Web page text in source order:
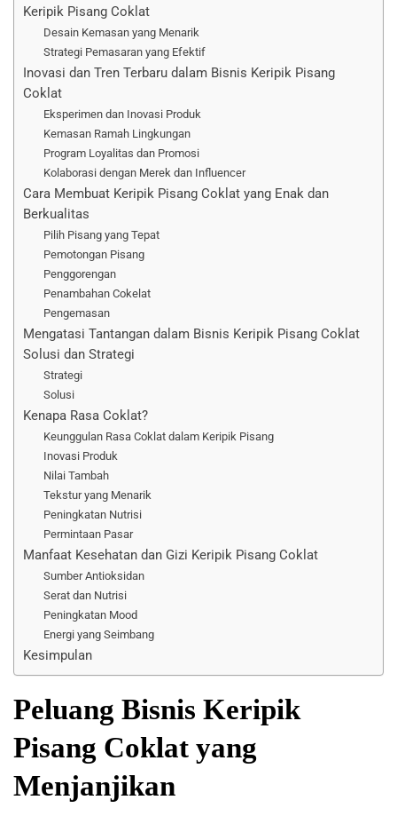
Keripik Pisang Coklat
Desain Kemasan yang Menarik
Strategi Pemasaran yang Efektif
Inovasi dan Tren Terbaru dalam Bisnis Keripik Pisang
Coklat
Eksperimen dan Inovasi Produk
Kemasan Ramah Lingkungan
Program Loyalitas dan Promosi
Kolaborasi dengan Merek dan Influencer
Cara Membuat Keripik Pisang Coklat yang Enak dan
Berkualitas
Pilih Pisang yang Tepat
Pemotongan Pisang
Penggorengan
Penambahan Cokelat
Pengemasan
Mengatasi Tantangan dalam Bisnis Keripik Pisang Coklat
Solusi dan Strategi
Strategi
Solusi
Kenapa Rasa Coklat?
Keunggulan Rasa Coklat dalam Keripik Pisang
Inovasi Produk
Nilai Tambah
Tekstur yang Menarik
Peningkatan Nutrisi
Permintaan Pasar
Manfaat Kesehatan dan Gizi Keripik Pisang Coklat
Sumber Antioksidan
Serat dan Nutrisi
Peningkatan Mood
Energi yang Seimbang
Kesimpulan
Peluang Bisnis Keripik
Pisang Coklat yang
Menjanjikan